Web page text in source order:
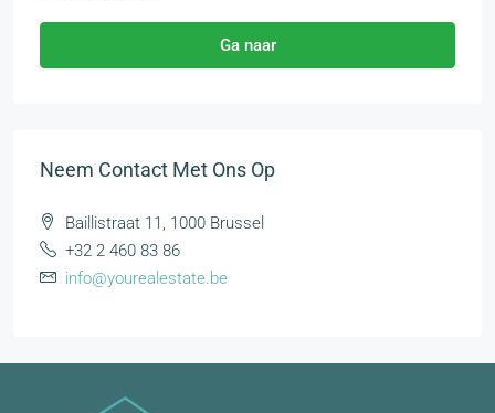
Ga naar
Neem Contact Met Ons Op
Baillistraat 11, 1000 Brussel
+32 2 460 83 86
info@yourealestate.be